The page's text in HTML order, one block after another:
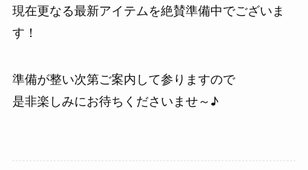
現在更なる最新アイテムを絶賛準備中でございま
す！
準備が整い次第ご案内して参りますので
是非楽しみにお待ちくださいませ～♪